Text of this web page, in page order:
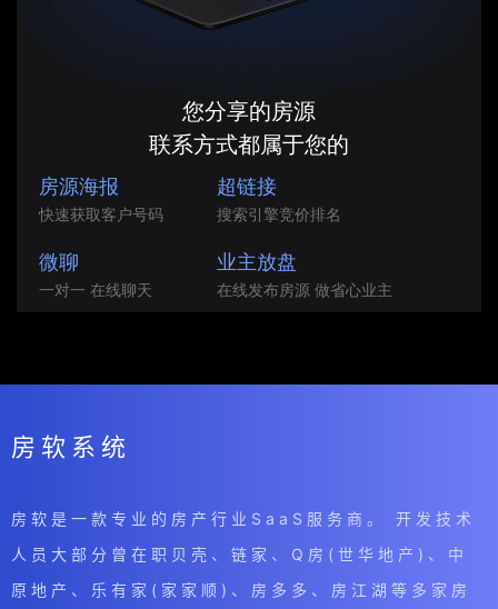
您分享的房源
联系方式都属于您的
房源海报
快速获取客户号码
超链接
搜索引擎竞价排名
微聊
一对一 在线聊天
业主放盘
在线发布房源 做省心业主
房软系统
房软是一款专业的房产行业SaaS服务商。 开发技术
人员大部分曾在职贝壳、链家、Q房(世华地产)、中
原地产、乐有家(家家顺)、房多多、房江湖等多家房